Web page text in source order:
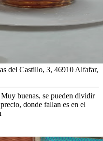
del Castillo, 3, 46910 Alfafar,
buenas, se pueden dividir
donde fallan es en el